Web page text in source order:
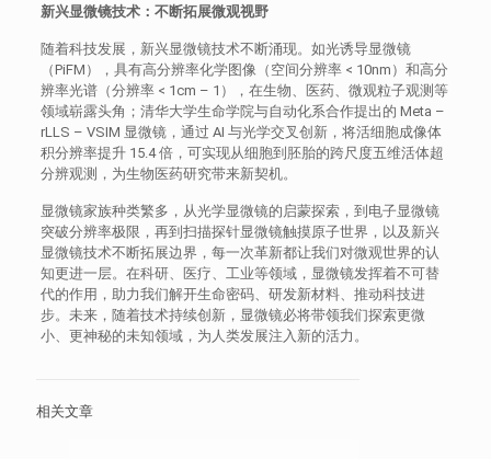
新兴显微镜技术：不断拓展微观视野
随着科技发展，新兴显微镜技术不断涌现。如光诱导显微镜
（PiFM），具有高分辨率化学图像（空间分辨率 < 10nm）和高分
辨率光谱（分辨率 < 1cm – 1），在生物、医药、微观粒子观测等
领域崭露头角；清华大学生命学院与自动化系合作提出的 Meta –
rLLS – VSIM 显微镜，通过 AI 与光学交叉创新，将活细胞成像体
积分辨率提升 15.4 倍，可实现从细胞到胚胎的跨尺度五维活体超
分辨观测，为生物医药研究带来新契机。
显微镜家族种类繁多，从光学显微镜的启蒙探索，到电子显微镜
突破分辨率极限，再到扫描探针显微镜触摸原子世界，以及新兴
显微镜技术不断拓展边界，每一次革新都让我们对微观世界的认
知更进一层。在科研、医疗、工业等领域，显微镜发挥着不可替
代的作用，助力我们解开生命密码、研发新材料、推动科技进
步。未来，随着技术持续创新，显微镜必将带领我们探索更微
小、更神秘的未知领域，为人类发展注入新的活力。
相关文章